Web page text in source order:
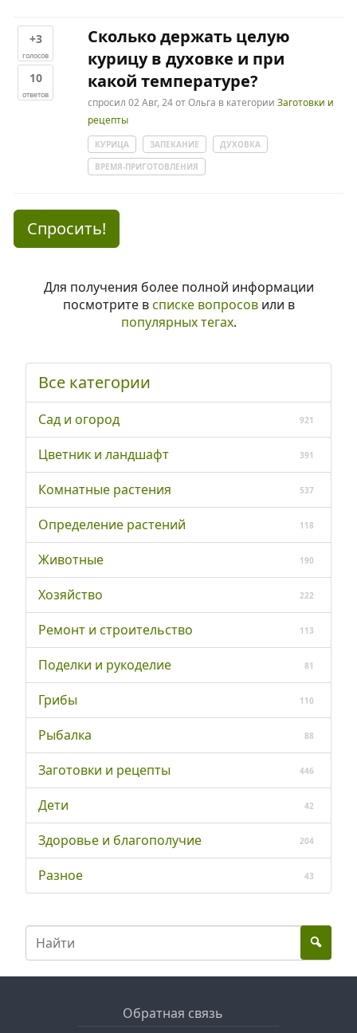
+3
голосов
10
ответов
Сколько держать целую
курицу в духовке и при
какой температуре?
спросил 02 Авг, 24отОльга в категорииЗаготовки и
рецепты
КУРИЦА ЗАПЕКАНИЕ
ДУХОВКА
ВРЕМЯ-ПРИГОТОВЛЕНИЯ
Спросить!
Для получения более полной информации
посмотрите всписке вопросовили в
популярных тегах.
Все категории
Сад и огород 921
Цветник и ландшафт 391
Комнатные растения 537
Определение растений 118
Животные 190
Хозяйство 222
Ремонт и строительство 113
Поделки и рукоделие 81
Грибы 110
Рыбалка 88
Заготовки и рецепты 446
Дети 42
Здоровье и благополучие 204
Разное 43
Обратная связь